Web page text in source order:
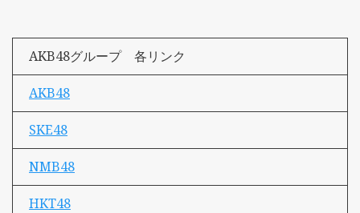
AKB48グループ 各リンク
AKB48
SKE48
NMB48
HKT48